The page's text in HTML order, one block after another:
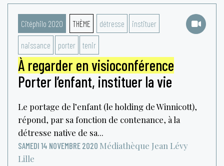
Citéphilo 2020 THÈME détresse instituer
naissance porter tenir
À regarder en visioconférence
Porter l’enfant, instituer la vie
Le portage de l’enfant (le holding de Winnicott),
répond, par sa fonction de contenance, à la
détresse native de sa...
SAMEDI 14 NOVEMBRE 2020 Médiathèque Jean Lévy
Lille